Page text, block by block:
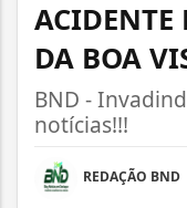
DA BOA
BND -
notícias!!!
REDAÇÃO BND